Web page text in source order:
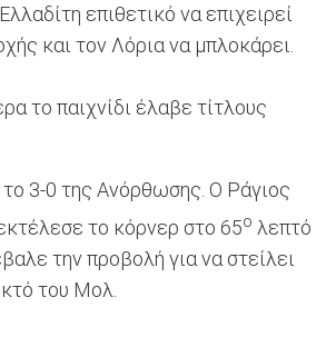
επιθετικό να επιχειρεί
και τον Λόρια να μπλοκάρει.
το παιχνίδι έλαβε τίτλους
το 3-0 της Ανόρθωσης. Ο Ράγιος
το κόρνερ στο 65ο λεπτό
την προβολή για να στείλει
του Μολ.